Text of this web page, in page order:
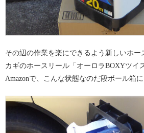
その辺の作業を楽にできるよう新しいホー
カギのホースリール「オーロラBOXYツイ
Amazonで、こんな状態なのだ段ボール箱